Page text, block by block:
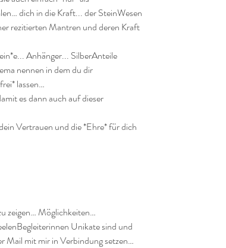
dich in die Kraft... der SteinWesen
rezitierten Mantren und deren Kraft
Anhänger... SilberAnteile
nennen in dem du dir
lassen…
es dann auch auf dieser
Vertrauen und die *Ehre* für dich
zeigen… Möglichkeiten…
Unikate sind und
Mail mit mir in Verbindung setzen…